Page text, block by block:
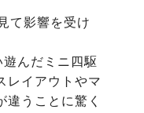
て影響を受け
んだミニ四駆
レイアウトやマ
違うことに驚く